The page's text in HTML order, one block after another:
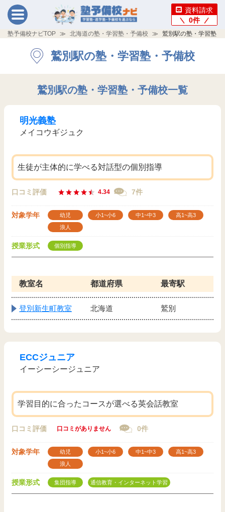
資料請求
0件
塾予備校ナビTOP 北海道の塾・学習塾・予備校 鷲別駅の塾・学習塾・
鷲別駅の塾・学習塾・予備校
鷲別駅の塾・学習塾・予備校一覧
明光義塾
メイコウギジュク
生徒が主体的に学べる対話型の個別指導
口コミ評価 4.34 7件
対象学年 幼児 小1~小6 中1~中3
高1~高3
浪人
授業形式 個別指導
教室名 都道府県 最寄駅
登別新生町教室 北海道 鷲別
ECCジュニア
イーシーシージュニア
学習目的に合ったコースが選べる英会話教室
口コミ評価 口コミがありません 0件
対象学年 幼児 小1~小6 中1~中3
高1~高3
浪人
授業形式 集団指導 通信教育・インターネット学習